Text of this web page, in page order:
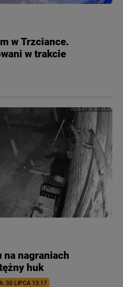
w Trzciance.
w trakcie
na nagraniach
huk
30 LIPCA 13:17